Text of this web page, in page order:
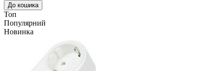
До кошика
Топ
Популярний
Новинка